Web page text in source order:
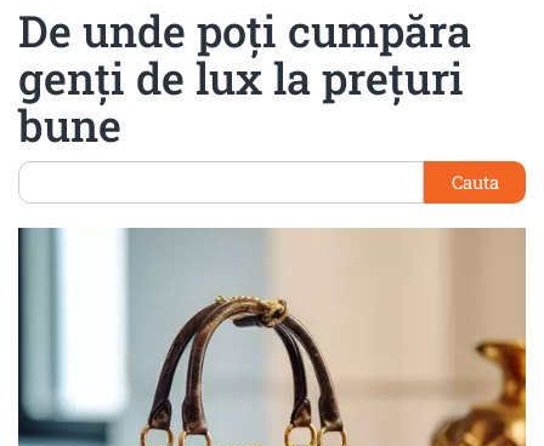
De unde poți cumpăra
genți de lux la prețuri
bune
Cauta